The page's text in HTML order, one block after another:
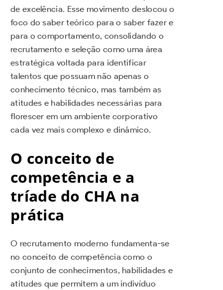
de excelência. Esse movimento deslocou o
foco do saber teórico para o saber fazer e
para o comportamento, consolidando o
recrutamento e seleção como uma área
estratégica voltada para identificar
talentos que possuam não apenas o
conhecimento técnico, mas também as
atitudes e habilidades necessárias para
florescer em um ambiente corporativo
cada vez mais complexo e dinâmico.
O conceito de
competência e a
tríade do CHA na
prática
O recrutamento moderno fundamenta-se
no conceito de competência como o
conjunto de conhecimentos, habilidades e
atitudes que permitem a um indivíduo